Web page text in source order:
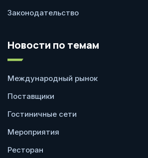
Законодательство
Новости по темам
Международный рынок
Поставщики
Гостиничные сети
Мероприятия
Ресторан